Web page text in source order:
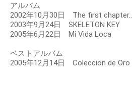
アルバム
2002年10月30日 The first
2003年9月24日 SKELETON KEY
2005年6月22日 Mi Vida Loca
ベストアルバム
2005年12月14日 Coleccion de Oro